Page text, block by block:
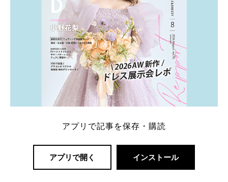
アプリで記事を保存・購読
アプリで開く インストール